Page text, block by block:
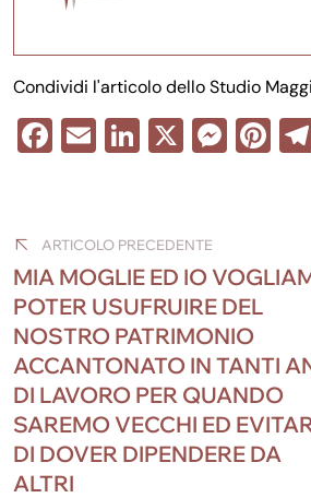
Condividi l'articolo dello Studio
F
e
b
o
o
k
E Li
e
dI
n
X M
n
g
er
Pi
st
articoli
ARTICOLO PRECEDENTE
MIA MOGLIE ED IO
POTER USUFRUIRE DEL
NOSTRO PATRIMONIO
ACCANTONATO IN TANTI
DI LAVORO PER QUANDO
SAREMO VECCHI ED
DI DOVER DIPENDERE DA
ALTRI